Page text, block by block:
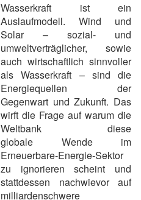
Wasserkraft ist ein
Auslaufmodell. Wind und
Solar – sozial- und
umweltverträglicher, sowie
auch wirtschaftlich sinnvoller
als Wasserkraft – sind die
Energiequellen der
Gegenwart und Zukunft. Das
wirft die Frage auf warum die
Weltbank diese
globale Wende im
Erneuerbare-Energie-Sektor
zu ignorieren scheint und
stattdessen nachwievor auf
milliardenschwere